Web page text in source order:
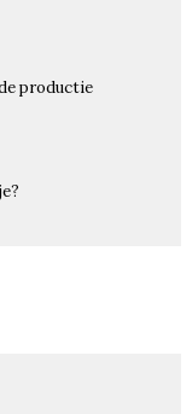
productie